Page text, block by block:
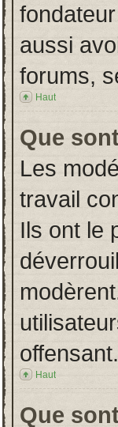
aussi
forums,
Haut
Que
Les
travail
Ils ont le
offensant.
Haut
Que